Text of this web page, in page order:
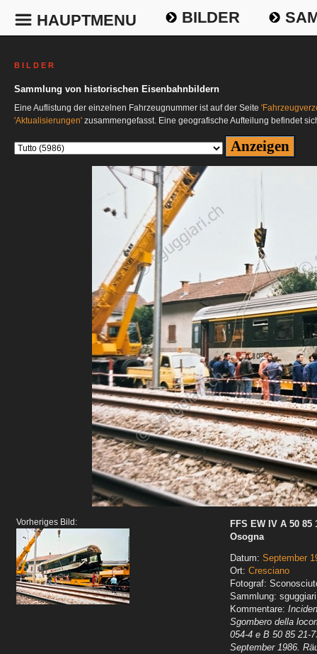
HAUPTMENU BILDER
B I L D E R
Sammlung von historischen Eisenbahnbildern
Eine Auflistung der einzelnen Fahrzeugnummer ist auf der Seite
'Aktualisierungen' zusammengefasst. Eine geografische Aufteilung befindet
Vorheriges Bild:
FFS EW IV A 50 85
Osogna
Datum: September
Ort: Cresciano
Fotograf:
Sammlung:
Kommentare:
Sgombero della
054-4 e B 50 85 21-
September 1986.